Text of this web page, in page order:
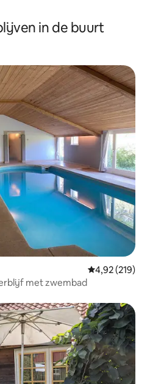
in de buurt
Gemiddelde
4,92 (219)
met zwembad